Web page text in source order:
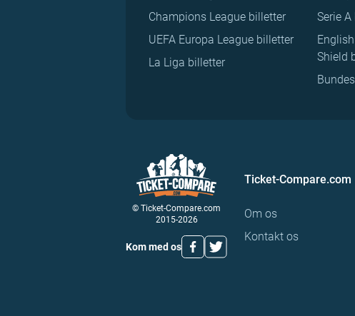
Champions League billetter
UEFA Europa League billetter
La Liga billetter
Serie
Shield
© Ticket-Compare.com
2015-2026
Kom med os
Ticket-Compare.com
Om os
Kontakt os